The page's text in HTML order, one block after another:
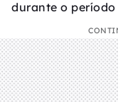
durante o